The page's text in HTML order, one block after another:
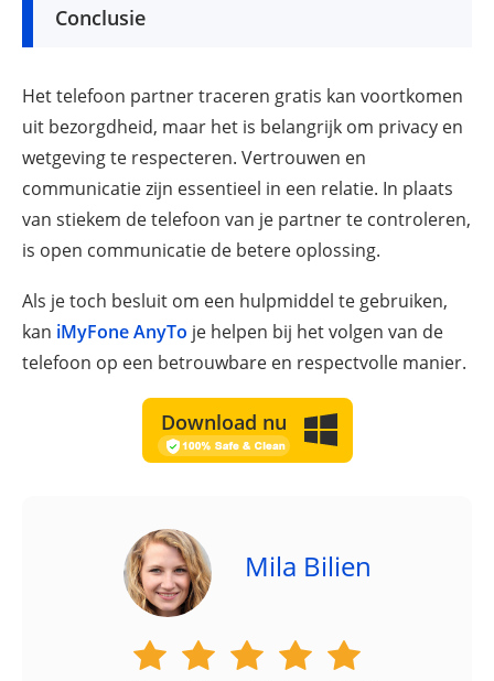
Conclusie
Het telefoon partner traceren gratis kan voortkomen
uit bezorgdheid, maar het is belangrijk om privacy en
wetgeving te respecteren. Vertrouwen en
communicatie zijn essentieel in een relatie. In plaats
van stiekem de telefoon van je partner te controleren,
is open communicatie de betere oplossing.
Als je toch besluit om een hulpmiddel te gebruiken,
kan iMyFone AnyTo je helpen bij het volgen van de
telefoon op een betrouwbare en respectvolle manier.
Download nu
Mila Bilien